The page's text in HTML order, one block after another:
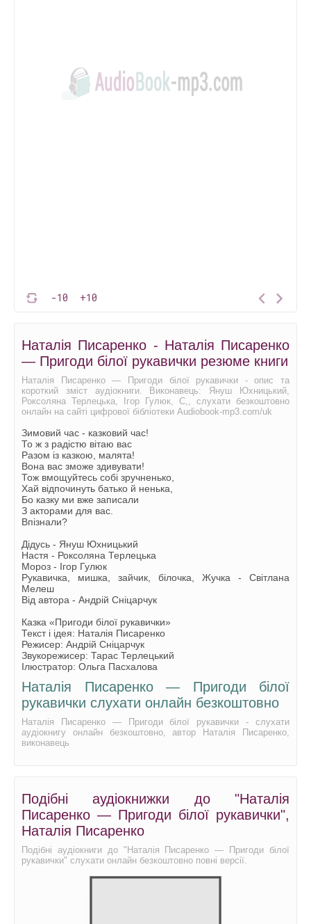
-10 +10
Наталія Писаренко - Наталія Писаренко
— Пригоди білої рукавички резюме книги
Наталія Писаренко — Пригоди білої рукавички - опис та
короткий зміст аудіокниги. Виконавець: Януш Юхницький,
Роксоляна Терлецька, Ігор Гулюк, С,, слухати безкоштовно
онлайн на сайті цифрової бібліотеки Audiobook-mp3.com/uk
Зимовий час - казковий час!
То ж з радістю вітаю вас
Разом із казкою, малята!
Вона вас зможе здивувати!
Тож вмощуйтесь собі зручненько,
Хай відпочинуть батько й ненька,
Бо казку ми вже записали
З акторами для вас.
Впізнали?
Дідусь - Януш Юхницький
Настя - Роксоляна Терлецька
Мороз - Ігор Гулюк
Рукавичка, мишка, зайчик, білочка, Жучка - Світлана
Мелеш
Від автора - Андрій Сніцарчук
Казка «Пригоди білої рукавички»
Текст і ідея: Наталія Писаренко
Режисер: Андрій Сніцарчук
Звукорежисер: Тарас Терлецький
Ілюстратор: Ольга Пасхалова
Наталія Писаренко — Пригоди білої
рукавички слухати онлайн безкоштовно
Наталія Писаренко — Пригоди білої рукавички - слухати
аудіокнигу онлайн безкоштовно, автор Наталія Писаренко,
виконавець
Подібні аудіокнижки до "Наталія
Писаренко — Пригоди білої рукавички",
Наталія Писаренко
Подібні аудіокниги до "Наталія Писаренко — Пригоди білої
рукавички" слухати онлайн безкоштовно повні версії.